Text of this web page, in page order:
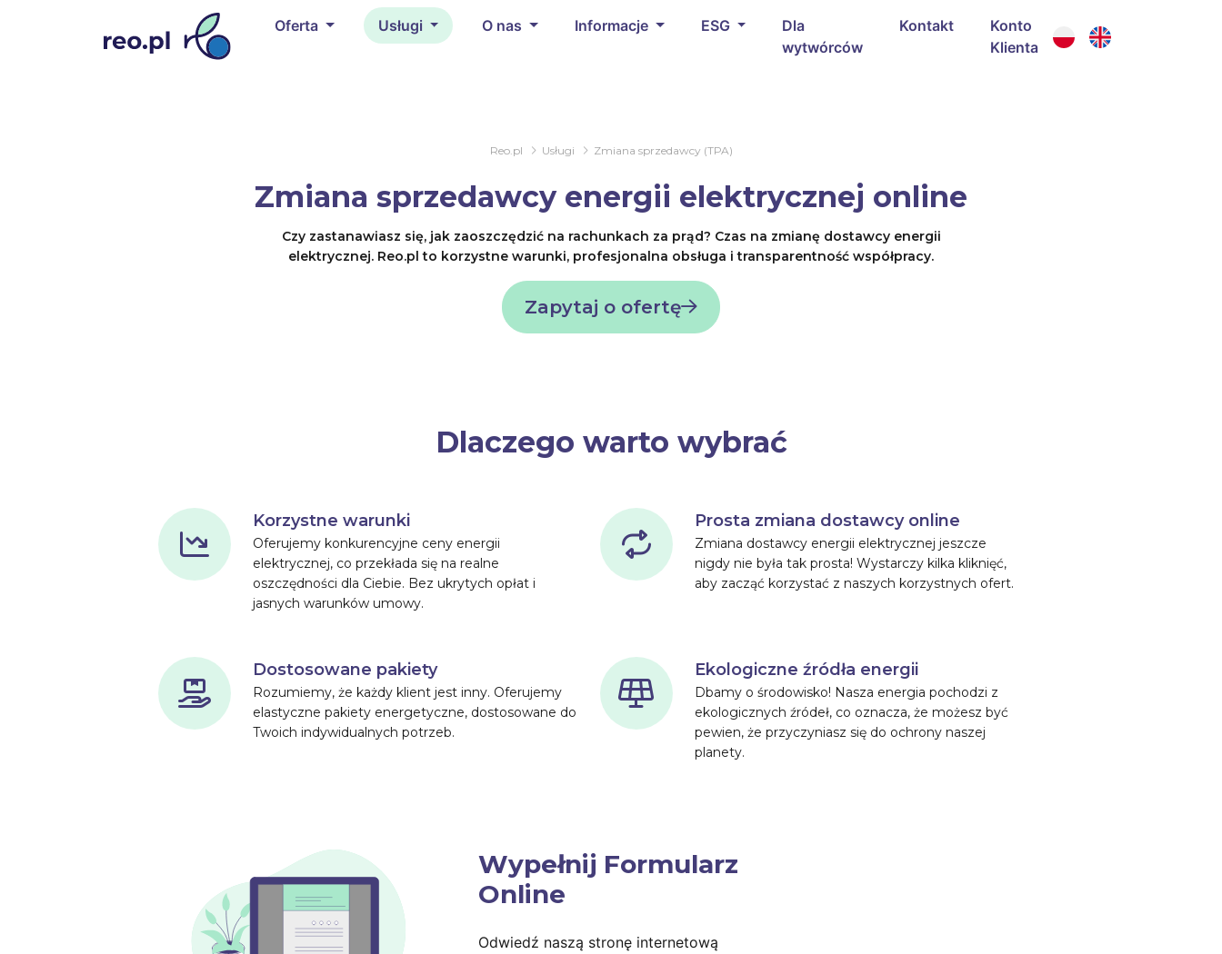
Oferta Usługi O nas Informacje ESG
Dla
wytwórców
Kontakt
Konto
Klienta
Reo.pl Usługi Zmiana sprzedawcy (TPA)
Zmiana sprzedawcy energii elektrycznej online
Czy zastanawiasz się, jak zaoszczędzić na rachunkach za prąd? Czas na zmianę dostawcy energii
elektrycznej. Reo.pl to korzystne warunki, profesjonalna obsługa i transparentność współpracy.
Zapytaj o ofertę
Dlaczego warto wybrać
Korzystne warunki
Oferujemy konkurencyjne ceny energii
elektrycznej, co przekłada się na realne
oszczędności dla Ciebie. Bez ukrytych opłat i
jasnych warunków umowy.
Prosta zmiana dostawcy online
Zmiana dostawcy energii elektrycznej jeszcze
nigdy nie była tak prosta! Wystarczy kilka kliknięć,
aby zacząć korzystać z naszych korzystnych ofert.
Dostosowane pakiety
Rozumiemy, że każdy klient jest inny. Oferujemy
elastyczne pakiety energetyczne, dostosowane do
Twoich indywidualnych potrzeb.
Ekologiczne źródła energii
Dbamy o środowisko! Nasza energia pochodzi z
ekologicznych źródeł, co oznacza, że możesz być
pewien, że przyczyniasz się do ochrony naszej
planety.
Wypełnij Formularz
Online
Odwiedź naszą stronę internetową